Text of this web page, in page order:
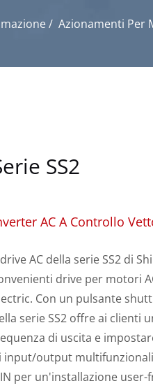
/ Azionamenti Per
SS2
AC A Controllo
AC della serie SS2 di
drive per motori
Con un pulsante
serie SS2 offre ai clienti
di uscita e
input/output
per un'installazione user-